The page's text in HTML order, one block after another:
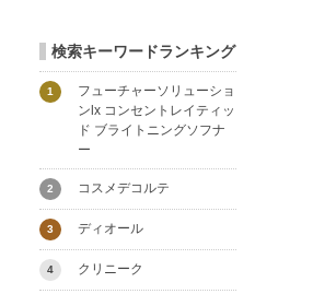
検索キーワードランキング
1
フューチャーソリューショ
ンlx コンセントレイティッ
ド ブライトニングソフナ
ー
2 コスメデコルテ
3 ディオール
4 クリニーク